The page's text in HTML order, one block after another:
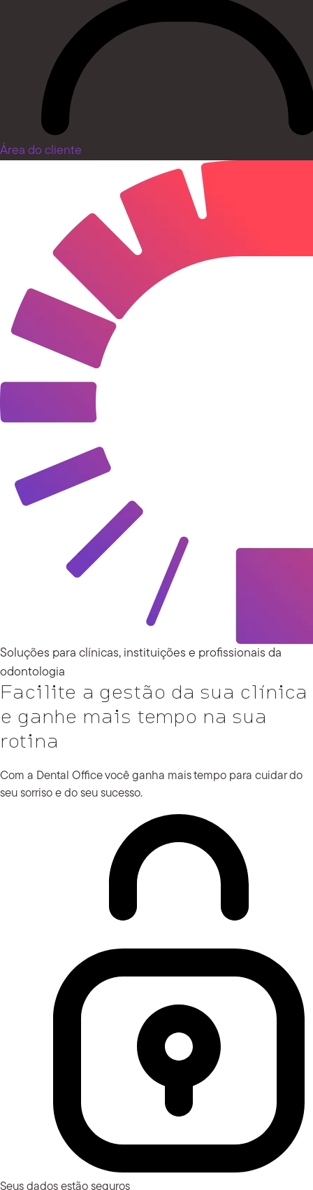
Área do cliente
Soluções para clínicas, instituições e profissionais da
odontologia
Facilite a gestão da sua clínica
e ganhe mais tempo na sua
rotina
Com a Dental Office você ganha mais tempo para cuidar do
seu sorriso e do seu sucesso.
Seus dados estão seguros